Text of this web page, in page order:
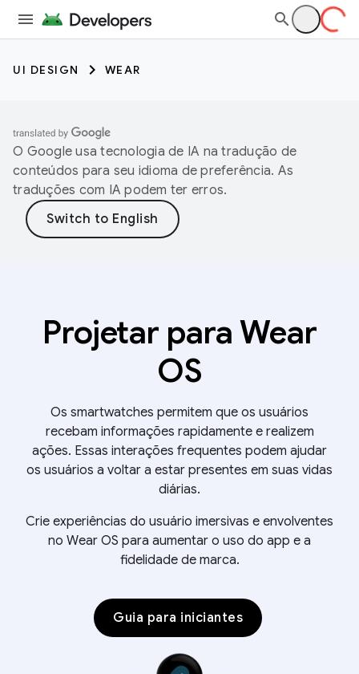
UI DESIGN WEAR
O Google usa tecnologia de IA na tradução de
conteúdos para seu idioma de preferência. As
traduções com IA podem ter erros.
Projetar para Wear
OS
Os smartwatches permitem que os usuários
recebam informações rapidamente e realizem
ações. Essas interações frequentes podem ajudar
os usuários a voltar a estar presentes em suas vidas
diárias.
Crie experiências do usuário imersivas e envolventes
no Wear OS para aumentar o uso do app e a
fidelidade de marca.
Guia para iniciantes